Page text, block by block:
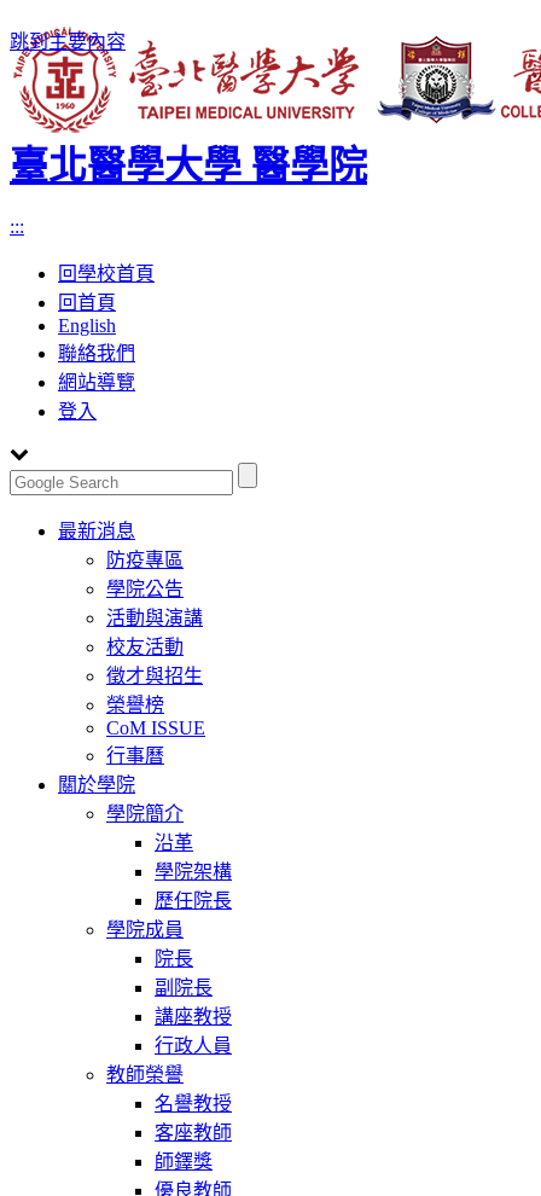
跳到主要內容
臺北醫學大學 醫學院
:::
回學校首頁
回首頁
English
聯絡我們
網站導覽
登入
Toggle
navigation
最新消息
防疫專區
學院公告
活動與演講
校友活動
徵才與招生
榮譽榜
CoM ISSUE
行事曆
關於學院
學院簡介
沿革
學院架構
歷任院長
學院成員
院長
副院長
講座教授
行政人員
教師榮譽
名譽教授
客座教師
師鐸獎
優良教師